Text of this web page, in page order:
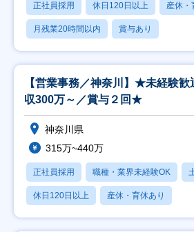
正社員採用 休日120日以上 産休・
月残業20時間以内 賞与あり
【営業事務／神奈川】★未経験
収300万～／賞与２回★
神奈川県
315万~440万
正社員採用 職種・業界未経験OK
休日120日以上 産休・育休あり